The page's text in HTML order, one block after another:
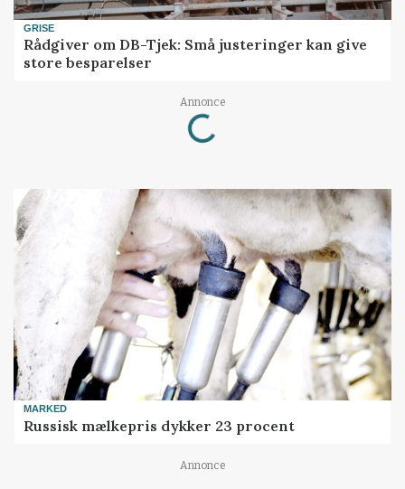
GRISE
Rådgiver om DB-Tjek: Små justeringer kan give
store besparelser
Annonce
Loading...
MARKED
Russisk mælkepris dykker 23 procent
Annonce